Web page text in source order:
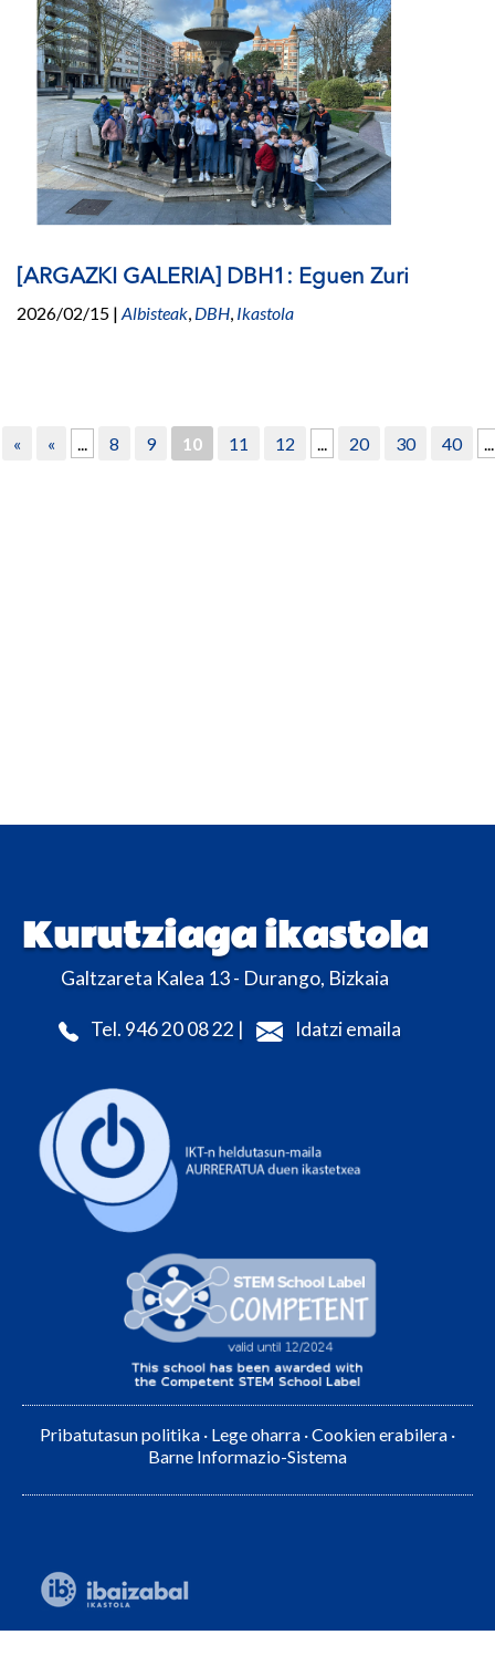
[ARGAZKI GALERIA] DBH1: Eguen Zuri
2026/02/15 | Albisteak, DBH, Ikastola
« « ... 8 9 10 11 12 ... 20 30 40 ...
Kurutziaga ikastola
Galtzareta Kalea 13 - Durango, Bizkaia
Tel. 946 20 08 22 | Idatzi emaila
Pribatutasun politika · Lege oharra ·Cookien erabilera ·
Barne Informazio-Sistema